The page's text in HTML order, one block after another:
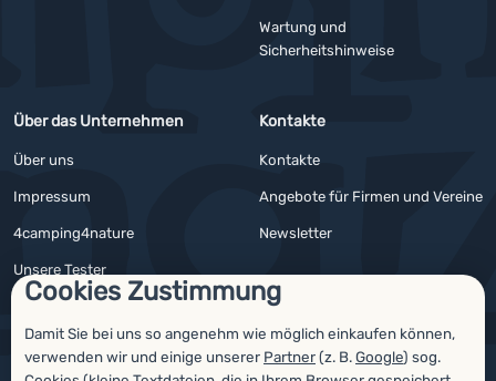
Cookies Zustimmung
Damit Sie bei uns so angenehm wie möglich einkaufen können,
verwenden wir und einige unserer Partner(z. B.Google) sog.
Wartung und
Sicherheitshinweise
Über das Unternehmen
Über uns
Impressum
4camping4nature
Unsere Tester
Kontakte
Kontakte
Angebote für Firmen und Vereine
Newsletter
Auszeichnungen